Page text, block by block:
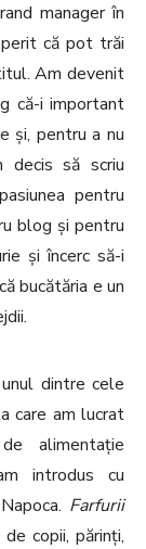
manager în
că pot trăi
Am devenit
că-i important
și, pentru a nu
decis să scriu
pentru
blog și pentru
și încerc să-i
bucătăria e un
dintre cele
care am lucrat
alimentație
introdus cu
Farfurii
copii, părinți,